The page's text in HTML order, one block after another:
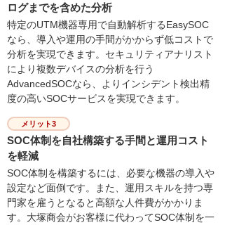
ログまでを含めた分析
特定のUTM機器専用で自動解析するEasySOC
なら、導入や運用の手間がかからず低コストで
分析を実現できます。セキュリティアナリスト
により複数デバイスの分析を行う
AdvancedSOCなら、よりインシデント検出精
度の高いSOCサービスを実現できます。
メリット3
SOC体制を自社構築する手間と運用コスト
を軽減
SOC体制を構築するには、必要な機器の導入や
設定など面倒です。また、運用スキルを持つ専
門家を雇うとなると高額な人件費がかかりま
す。大塚商会がお客様に代わってSOC体制を一